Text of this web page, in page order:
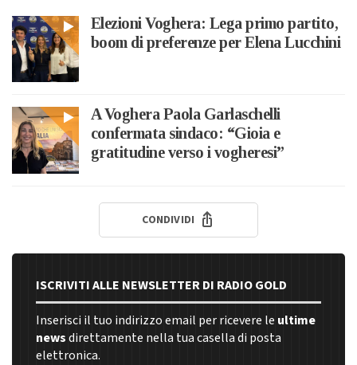
Elezioni Voghera: Lega primo partito,
boom di preferenze per Elena Lucchini
A Voghera Paola Garlaschelli
confermata sindaco: “Gioia e
gratitudine verso i vogheresi”
CONDIVIDI
ISCRIVITI ALLE NEWSLETTER DI RADIO GOLD
Inserisci il tuo indirizzo email per ricevere le ultime
newsdirettamente nella tua casella di posta
elettronica.